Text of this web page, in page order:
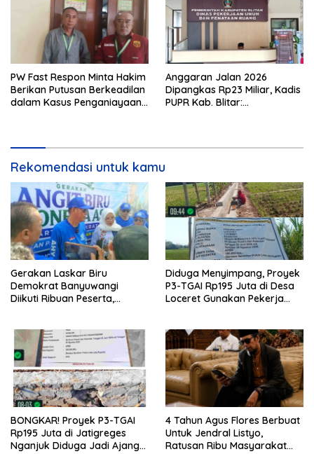
PW Fast Respon Minta Hakim
Berikan Putusan Berkeadilan
dalam Kasus Penganiayaan
Anggaran Jalan 2026
Dipangkas Rp23 Miliar, Kadis
PUPR Kab. Blitar:
Rekomendasi untuk kamu
Gerakan Laskar Biru
Demokrat Banyuwangi
Diikuti Ribuan Peserta,
Diduga Menyimpang, Proyek
P3-TGAI Rp195 Juta di Desa
Loceret Gunakan Pekerja
BONGKAR! Proyek P3-TGAI
Rp195 Juta di Jatigreges
Nganjuk Diduga Jadi Ajang
4 Tahun Agus Flores Berbuat
Untuk Jendral Listyo,
Ratusan Ribu Masyarakat